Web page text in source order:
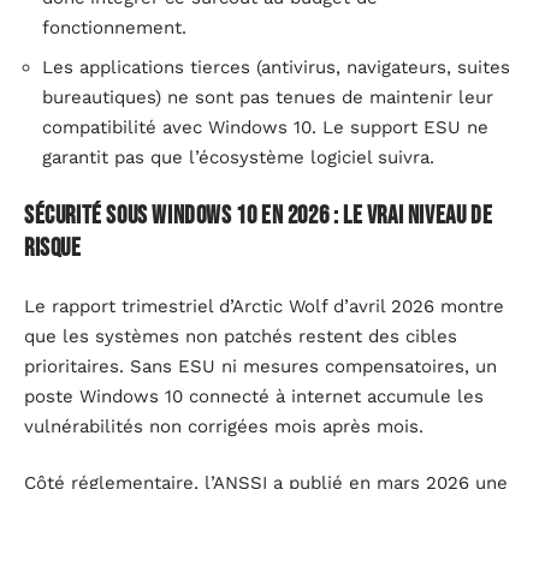
fonctionnement.
Les applications tierces (antivirus, navigateurs, suites
bureautiques) ne sont pas tenues de maintenir leur
compatibilité avec Windows 10. Le support ESU ne
garantit pas que l’écosystème logiciel suivra.
Sécurité sous Windows 10 en 2026 : le vrai niveau de
risque
Le rapport trimestriel d’Arctic Wolf d’avril 2026 montre
que les systèmes non patchés restent des cibles
prioritaires. Sans ESU ni mesures compensatoires, un
poste Windows 10 connecté à internet accumule les
vulnérabilités non corrigées mois après mois.
Côté réglementaire, l’ANSSI a publié en mars 2026 une